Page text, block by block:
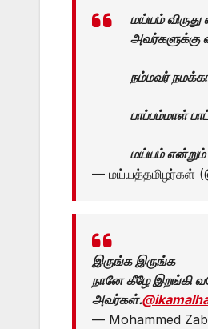
மய்யம்
அவர்களுக்கு
நம்மவர்
பாப்பம்மாள்
மய்யம்
— மய்யத்தமிழர்கள்
இருங்க இருங்க
நானே கீழே இறங்கி
அவர்கள்.
— Mohammed